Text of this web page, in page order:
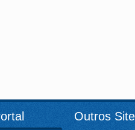
Outros